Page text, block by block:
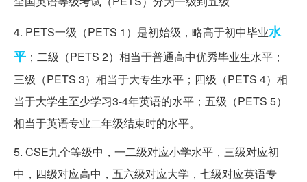
4. PETS一级（PETS 1）是初始级，略高于初中毕业水
平 ；二级（PETS 2）相当于普通高中优秀毕业生水平；
三级（PETS 3）相当于大专生水平；四级（PETS 4）相
当于大学生至少学习3-4年英语的水平；五级（PETS 5）
相当于英语专业二年级结束时的水平。
5. CSE九个等级中，一二级对应小学水平，三级对应初
中，四级对应高中，五六级对应大学，七级对应英语专